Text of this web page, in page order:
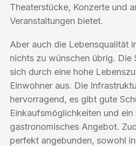
Theaterstücke, Konzerte und
Veranstaltungen bietet.
Aber auch die Lebensqualität
nichts zu wünschen übrig. Die
sich durch eine hohe
Einwohner aus. Die
hervorragend, es gibt gute
Einkaufsmöglichkeiten und ein
gastronomisches Angebot.
perfekt angebunden, sowohl